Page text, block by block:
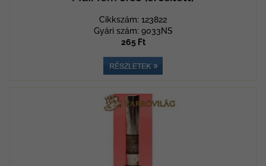
Cikkszám: 123822
Gyári szám: 9033NS
265 Ft